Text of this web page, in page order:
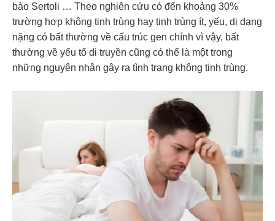
bào Sertoli … Theo nghiên cứu có đến khoảng 30%
trường hợp không tinh trùng hay tinh trùng ít, yếu, dị dạng
nặng có bất thường về cấu trúc gen chính vì vậy, bất
thường về yếu tố di truyền cũng có thể là một trong
những nguyên nhân gây ra tình trạng không tinh trùng.